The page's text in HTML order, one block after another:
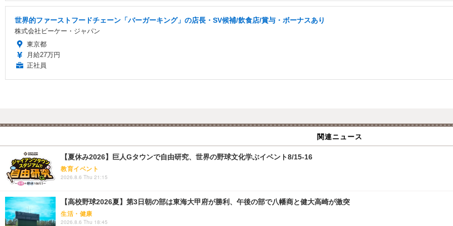
世界的ファーストフードチェーン「バーガーキング」の店長・SV候補/飲食店/賞与・ボーナスあり
株式会社ビーケー・ジャパン
東京都
月給27万円
正社員
関連ニュース
【夏休み2026】巨人Gタウンで自由研究、世界の野球文化学ぶイベント8/15-16
教育イベント
2026.8.6 Thu 21:15
【高校野球2026夏】第3日朝の部は東海大甲府が勝利、午後の部で八幡商と健大高崎が激突
生活・健康
2026.8.6 Thu 18:45